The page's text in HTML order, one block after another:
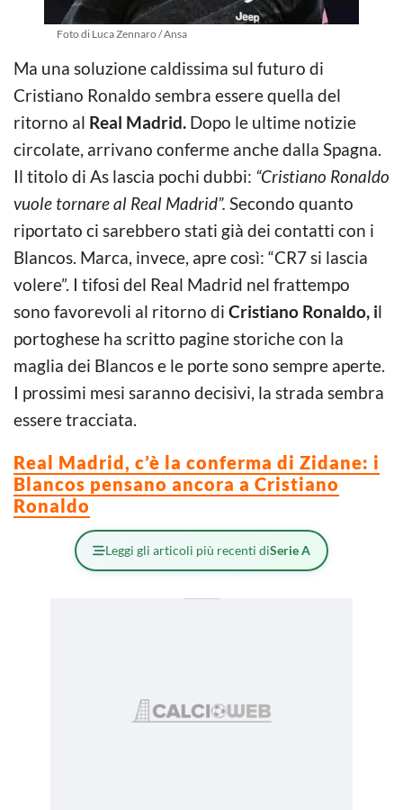
Foto di Luca Zennaro / Ansa
Ma una soluzione caldissima sul futuro di
Cristiano Ronaldo sembra essere quella del
ritorno al Real Madrid. Dopo le ultime notizie
circolate, arrivano conferme anche dalla Spagna.
Il titolo di As lascia pochi dubbi: “Cristiano Ronaldo
vuole tornare al Real Madrid”. Secondo quanto
riportato ci sarebbero stati già dei contatti con i
Blancos. Marca, invece, apre così: “CR7 si lascia
volere”. I tifosi del Real Madrid nel frattempo
sono favorevoli al ritorno di Cristiano Ronaldo, il
portoghese ha scritto pagine storiche con la
maglia dei Blancos e le porte sono sempre aperte.
I prossimi mesi saranno decisivi, la strada sembra
essere tracciata.
Real Madrid, c’è la conferma di Zidane: i
Blancos pensano ancora a Cristiano
Ronaldo
Leggi gli articoli più recenti diSerie A